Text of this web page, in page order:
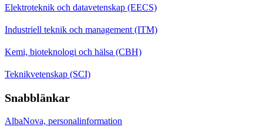
Elektroteknik och datavetenskap (EECS)
Industriell teknik och management (ITM)
Kemi, bioteknologi och hälsa (CBH)
Teknikvetenskap (SCI)
Snabblänkar
AlbaNova, personalinformation